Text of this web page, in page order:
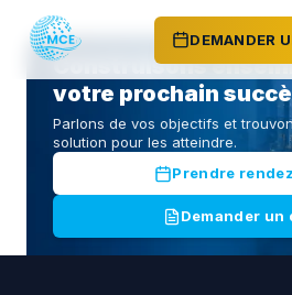
DEMANDER
Construisons
votre prochain
Parlons de vos objectifs et
solution pour les atteindre.
Prendre
Demander un